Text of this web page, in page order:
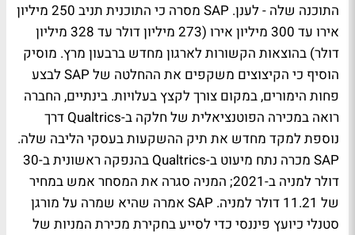
התוכנה שלה - לענן. SAP מסרה כי התוכנית תניב 250 מיליון
אירו עד 300 מיליון אירו (273 מיליון דולר עד 328 מיליון
דולר) בהוצאות הקשורות לארגון מחדש ברבעון מרץ. מוסיק
הוסיף כי הקיצוצים משקפים את ההחלטה של SAP לבצע
פחות הימורים, במקום צורך לקצץ בעלויות. בינתיים, החברה
רואה במכירה הפוטנציאלית של חלקה ב-Qualtrics דרך
נוספת למקד מחדש את תיק ההשקעות בעסקי הליבה שלה.
SAP מכרה נתח מיעוט ב-Qualtrics בהנפקה ראשונית ב-30
דולר למניה ב-2021; המניה סגרה את המסחר אמש במחיר
של 11.21 דולר למניה. SAP אמרה שהיא שמרה על מורגן
סטנלי כיועץ פיננסי כדי לסייע בחקירת מכירת המניות של